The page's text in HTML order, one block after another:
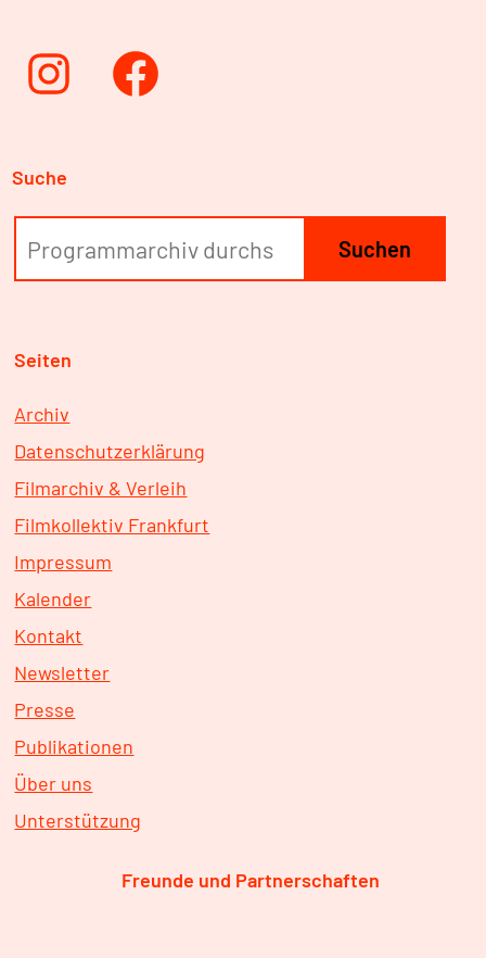
InstagramFacebook
Suche
Suchen
Seiten
Archiv
Datenschutzerklärung
Filmarchiv & Verleih
Filmkollektiv Frankfurt
Impressum
Kalender
Kontakt
Newsletter
Presse
Publikationen
Über uns
Unterstützung
Freunde und Partnerschaften